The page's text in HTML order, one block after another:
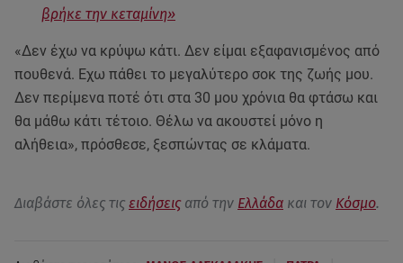
βρήκε την κεταμίνη»
«Δεν έχω να κρύψω κάτι. Δεν είμαι εξαφανισμένος από
πουθενά. Εχω πάθει το μεγαλύτερο σοκ της ζωής μου.
Δεν περίμενα ποτέ ότι στα 30 μου χρόνια θα φτάσω και
θα μάθω κάτι τέτοιο. Θέλω να ακουστεί μόνο η
αλήθεια», πρόσθεσε, ξεσπώντας σε κλάματα.
Διαβάστε όλες τις ειδήσεις από την Ελλάδα και τον Κόσμο.